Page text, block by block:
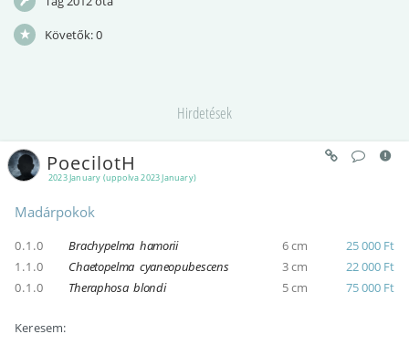
Követők:0
Hirdetések
2023 January (uppolva 2023 January)
PoecilotH
Madárpokok
0.1.0 Brachypelma hamorii 6 cm
25 000 Ft
1.1.0
Chaetopelma cyaneopubescens 3 cm
22 000 Ft
0.1.0
Theraphosa blondi 5 cm 75 000 Ft
Keresem: